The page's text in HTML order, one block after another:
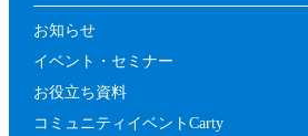
お知らせ
イベント・セミナー
お役立ち資料
コミュニティイベントCarty